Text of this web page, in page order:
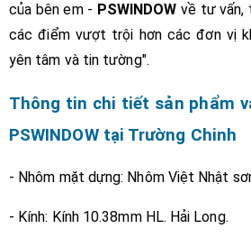
của bên em - PSWINDOW về tư vấn,
các điểm vượt trội hơn các đơn vị
yên tâm và tin tường".
Thông tin chi tiết sản phẩm
PSWINDOW tại Trường Chinh
- Nhôm mặt dựng: Nhôm Việt Nhật
- Kính: Kính 10.38mm HL. Hải Long.